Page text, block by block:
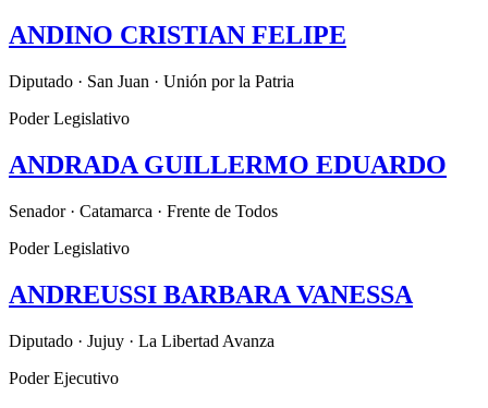
ANDINO CRISTIAN FELIPE
Diputado · San Juan · Unión por la Patria
Poder Legislativo
ANDRADA GUILLERMO EDUARDO
Senador · Catamarca · Frente de Todos
Poder Legislativo
ANDREUSSI BARBARA VANESSA
Diputado · Jujuy · La Libertad Avanza
Poder Ejecutivo